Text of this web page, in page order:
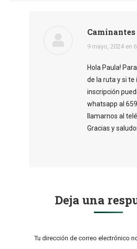
Caminantes
dice:
9 mayo, 2024 en
Hola Paula!
de la ruta y si
inscripción
whatsapp al
llamarnos al
Gracias y
Deja una
Tu dirección de correo electrónico